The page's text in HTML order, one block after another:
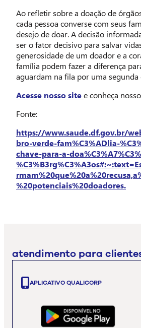
Ao refletir sobre a doação de
cada pessoa converse com seus
desejo de doar. A decisão
ser o fator decisivo para salvar
generosidade de um doador e a
família podem fazer a diferença
aguardam na fila por uma segunda
Acesse nosso sitee conheça
Fonte:
https://www.saude.df.gov.br/
bro-verde-fam%C3%ADlia-
chave-para-a-
%20potenciais%20doadores.
atendimento para
APLICATIVO QUALICORP